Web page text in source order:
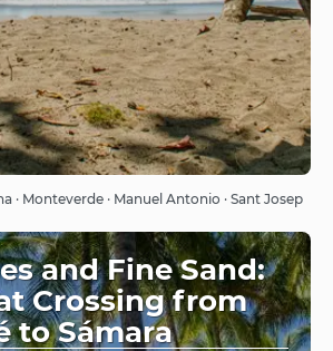
Veure
· Monteverde · Manuel Antonio · Sant Josep
and Fine Sand:
Crossing from
to Sámara